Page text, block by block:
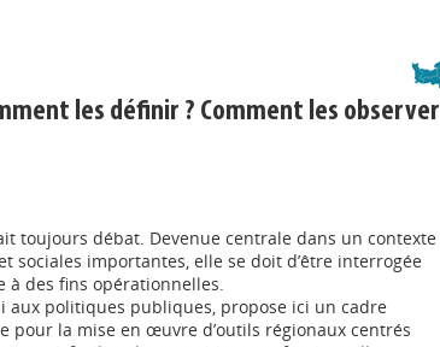
les définir ? Comment les observer
toujours débat. Devenue centrale dans un contexte
sociales importantes, elle se doit d’être interrogée
à des fins opérationnelles.
aux politiques publiques, propose ici un cadre
pour la mise en œuvre d’outils régionaux centrés